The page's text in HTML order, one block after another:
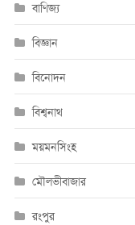
বাণিজ্য
বিজ্ঞান
বিনোদন
বিশ্বনাথ
ময়মনসিংহ
মৌলভীবাজার
রংপুর